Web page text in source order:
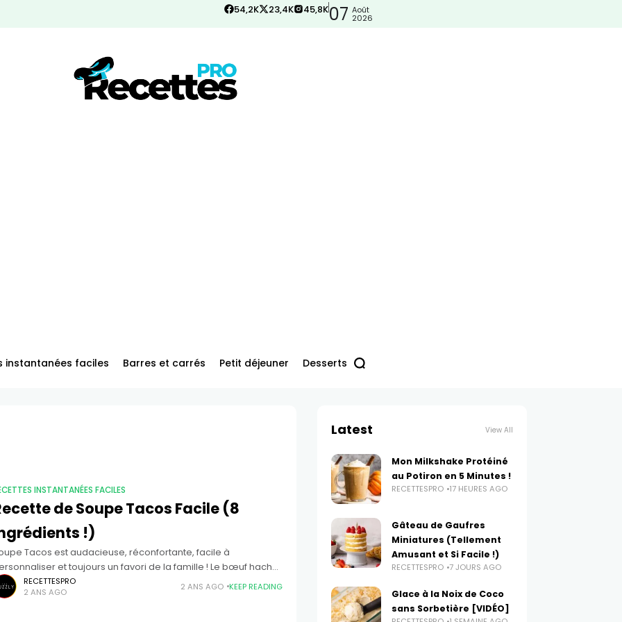
54,2K 23,4K 45,8K07 Août
2026
instantanées faciles Barres et carrés Petit déjeuner Desserts
INSTANTANÉES FACILES
de Soupe Tacos Facile (8
!)
Tacos est audacieuse, réconfortante, facile à
et toujours un favori de la famille ! Le bœuf haché
les haricots noirs remplissent chaque portion de protéines
que
RECETTESPRO
2 ANS AGO
2 ANS AGO KEEP READING
Latest View All
Mon Milkshake Protéiné
au Potiron en 5 Minutes !
RECETTESPRO 17 HEURES AGO
Gâteau de Gaufres
Miniatures (Tellement
Amusant et Si Facile !)
RECETTESPRO 7 JOURS AGO
Glace à la Noix de Coco
sans Sorbetière [VIDÉO]